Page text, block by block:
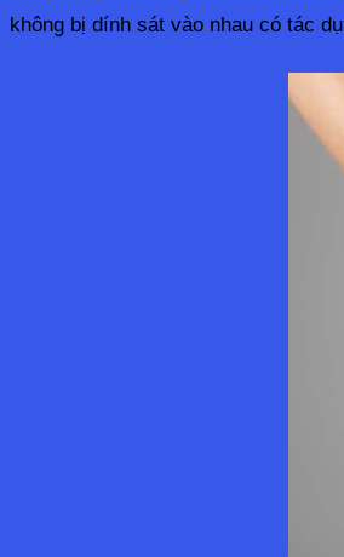
không bị dính sát vào nhau có tác